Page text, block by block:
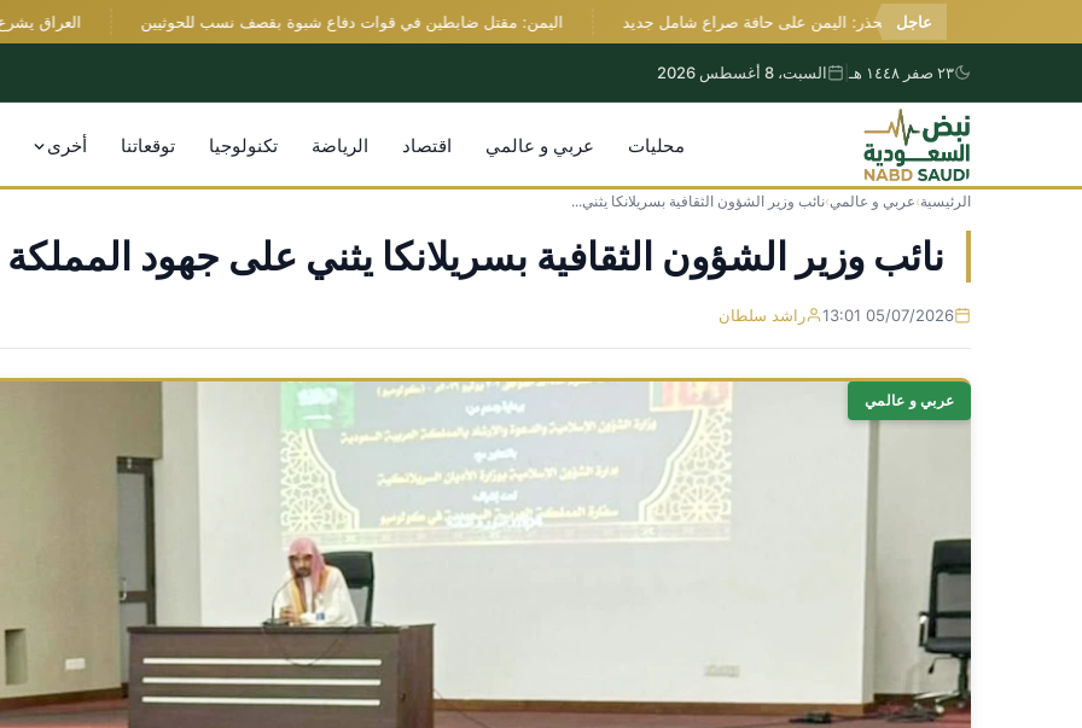
عاجل
غروندبرغ يحذر: اليمن على حافة صراع شامل جديد اليمن: مقتل ضابطين في قوات دفاع شبوة بقصف نسب للحوثيين العراق يشرع في
٢٣ صفر ١٤٤٨ هـ السبت، 8 أغسطس 2026
محليات عربي و عالمي اقتصاد الرياضة تكنولوجيا توقعاتنا أخرى
الرئيسية›عربي و عالمي›نائب وزير الشؤون الثقافية بسريلانكا يثني...
نائب وزير الشؤون الثقافية بسريلانكا يثني على جهود
05/07/2026 13:01 راشد سلطان
عربي و عالمي